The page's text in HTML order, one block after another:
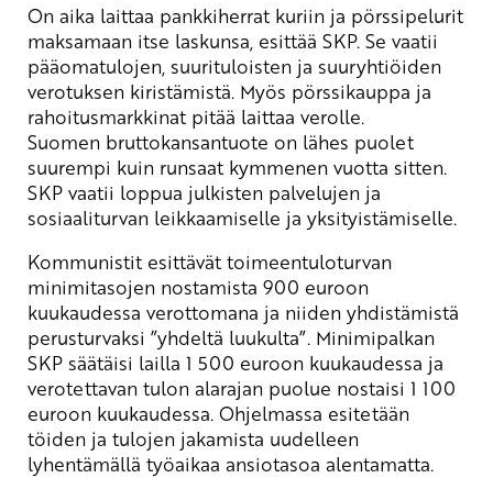
On aika laittaa pankkiherrat kuriin ja pörssipelurit
maksamaan itse laskunsa, esittää SKP. Se vaatii
pääomatulojen, suurituloisten ja suuryhtiöiden
verotuksen kiristämistä. Myös pörssikauppa ja
rahoitusmarkkinat pitää laittaa verolle.
Suomen bruttokansantuote on lähes puolet
suurempi kuin runsaat kymmenen vuotta sitten.
SKP vaatii loppua julkisten palvelujen ja
sosiaaliturvan leikkaamiselle ja yksityistämiselle.
Kommunistit esittävät toimeentuloturvan
minimitasojen nostamista 900 euroon
kuukaudessa verottomana ja niiden yhdistämistä
perusturvaksi ”yhdeltä luukulta”. Minimipalkan
SKP säätäisi lailla 1 500 euroon kuukaudessa ja
verotettavan tulon alarajan puolue nostaisi 1 100
euroon kuukaudessa. Ohjelmassa esitetään
töiden ja tulojen jakamista uudelleen
lyhentämällä työaikaa ansiotasoa alentamatta.